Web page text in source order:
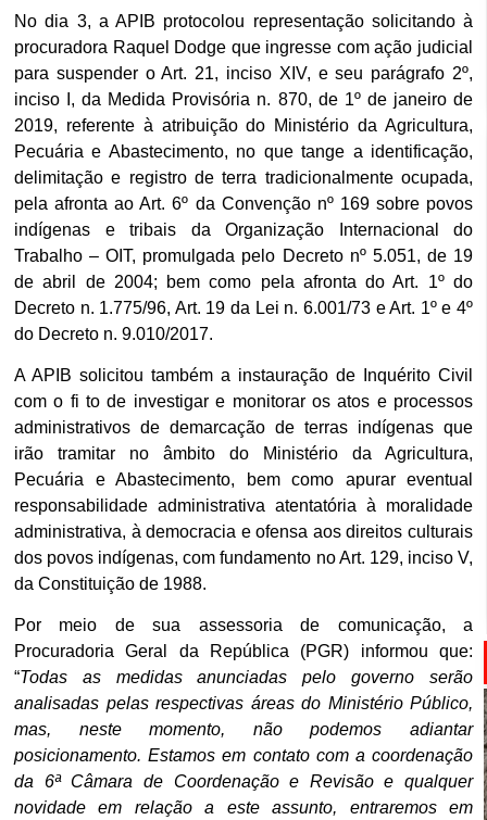
No dia 3, a APIB protocolou representação solicitando à
procuradora Raquel Dodge que ingresse com ação judicial
para suspender o Art. 21, inciso XIV, e seu parágrafo 2º,
inciso I, da Medida Provisória n. 870, de 1º de janeiro de
2019, referente à atribuição do Ministério da Agricultura,
Pecuária e Abastecimento, no que tange a identificação,
delimitação e registro de terra tradicionalmente ocupada,
pela afronta ao Art. 6º da Convenção nº 169 sobre povos
indígenas e tribais da Organização Internacional do
Trabalho – OIT, promulgada pelo Decreto nº 5.051, de 19
de abril de 2004; bem como pela afronta do Art. 1º do
Decreto n. 1.775/96, Art. 19 da Lei n. 6.001/73 e Art. 1º e 4º
do Decreto n. 9.010/2017.
A APIB solicitou também a instauração de Inquérito Civil
com o fi to de investigar e monitorar os atos e processos
administrativos de demarcação de terras indígenas que
irão tramitar no âmbito do Ministério da Agricultura,
Pecuária e Abastecimento, bem como apurar eventual
responsabilidade administrativa atentatória à moralidade
administrativa, à democracia e ofensa aos direitos culturais
dos povos indígenas, com fundamento no Art. 129, inciso V,
da Constituição de 1988.
Por meio de sua assessoria de comunicação, a
Procuradoria Geral da República (PGR) informou que:
“Todas as medidas anunciadas pelo governo serão
analisadas pelas respectivas áreas do Ministério Público,
mas, neste momento, não podemos adiantar
posicionamento. Estamos em contato com a coordenação
da 6ª Câmara de Coordenação e Revisão e qualquer
novidade em relação a este assunto, entraremos em